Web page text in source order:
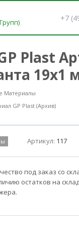
+7
Plast
19x1
Материалы
GP Plast (Архив)
Артикул: 117
под заказ со
остатков на